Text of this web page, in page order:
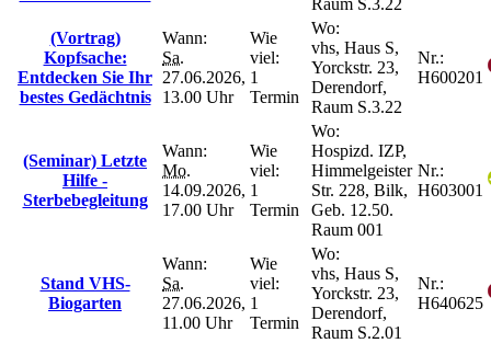
(Vortrag)
Kopfsache:
Entdecken Sie Ihr
bestes Gedächtnis
Wann:
Sa.
27.06.2026,
13.00 Uhr
Wie
viel:
1
Termin
Wo:
vhs, Haus S,
Yorckstr. 23,
Derendorf,
Raum S.3.22
Nr.:
H600201
(Seminar) Letzte
Hilfe -
Sterbebegleitung
Wann:
Mo.
14.09.2026,
17.00 Uhr
Wie
viel:
1
Termin
Wo:
Hospizd. IZP,
Himmelgeister
Str. 228, Bilk,
Geb. 12.50.
Raum 001
Nr.:
H603001
Stand VHS-
Biogarten
Wann:
Sa.
27.06.2026,
11.00 Uhr
Wie
viel:
1
Termin
Wo:
vhs, Haus S,
Yorckstr. 23,
Derendorf,
Raum S.2.01
Nr.:
H640625